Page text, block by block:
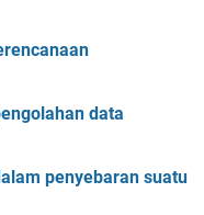
data
penyebaran suatu